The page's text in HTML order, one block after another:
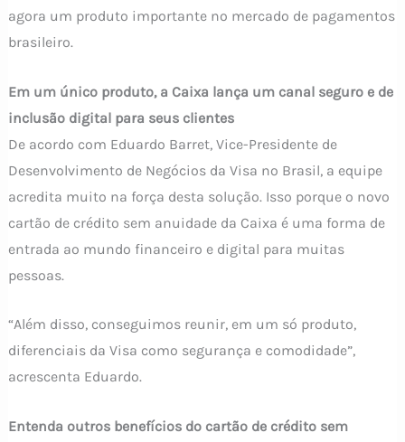
agora um produto importante no mercado de pagamentos
brasileiro.
Em um único produto, a Caixa lança um canal seguro e de
inclusão digital para seus clientes
De acordo com Eduardo Barret, Vice-Presidente de
Desenvolvimento de Negócios da Visa no Brasil, a equipe
acredita muito na força desta solução. Isso porque o novo
cartão de crédito sem anuidade da Caixa é uma forma de
entrada ao mundo financeiro e digital para muitas
pessoas.
“Além disso, conseguimos reunir, em um só produto,
diferenciais da Visa como segurança e comodidade”,
acrescenta Eduardo.
Entenda outros benefícios do cartão de crédito sem